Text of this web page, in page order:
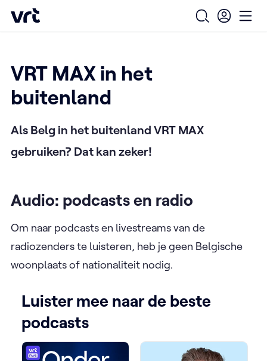
Ga naar de hoofdinhoud
VRT (home)
Open
Home /
VRT MAX in het
buitenland
Als Belg in het buitenland VRT MAX
gebruiken? Dat kan zeker!
Audio: podcasts en radio
Om naar podcasts en livestreams van de
radiozenders te luisteren, heb je geen Belgische
woonplaats of nationaliteit nodig.
Luister mee naar de beste
podcasts